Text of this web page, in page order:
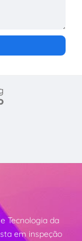
Tecnologia da
em inspeção